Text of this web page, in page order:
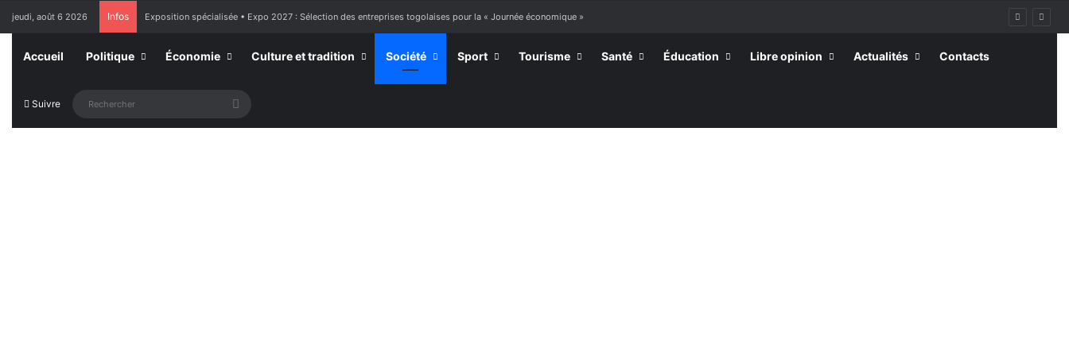
jeudi, août 6 2026 Infos France : l’Assemblée nationale approuve « l’aide à mourir »
Accueil Politique Économie Culture et tradition Société Sport Tourisme Santé Éducation Libre opinion Actualités Contacts
Suivre Rechercher